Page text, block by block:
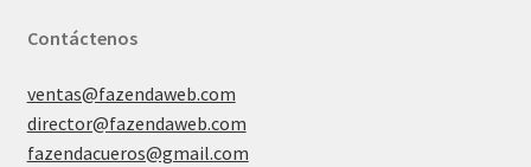
Contáctenos
ventas@fazendaweb.com
director@fazendaweb.com
fazendacueros@gmail.com